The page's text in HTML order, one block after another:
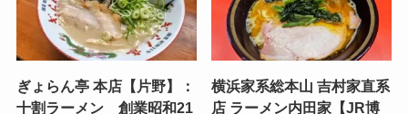
ぎょらん亭 本店【片野】：
十割ラーメン 創業昭和21
横浜家系総本山 吉村家直系
店 ラーメン内田家【JR博